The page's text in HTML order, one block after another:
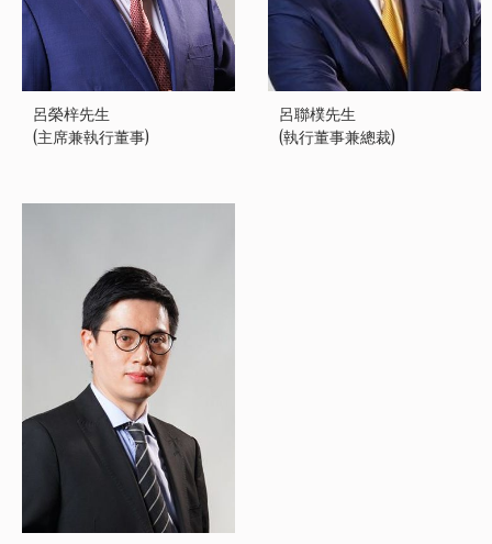
呂榮梓先生
(主席兼執行董事)
呂聯樸先生
(執行董事兼總裁)